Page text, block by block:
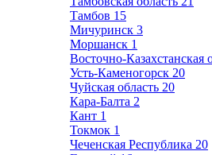
Тамбов 15
Мичуринск 3
Моршанск 1
Восточно-Казахстанская
Усть-Каменогорск 20
Чуйская область 20
Кара-Балта 2
Кант 1
Токмок 1
Чеченская Республика 20